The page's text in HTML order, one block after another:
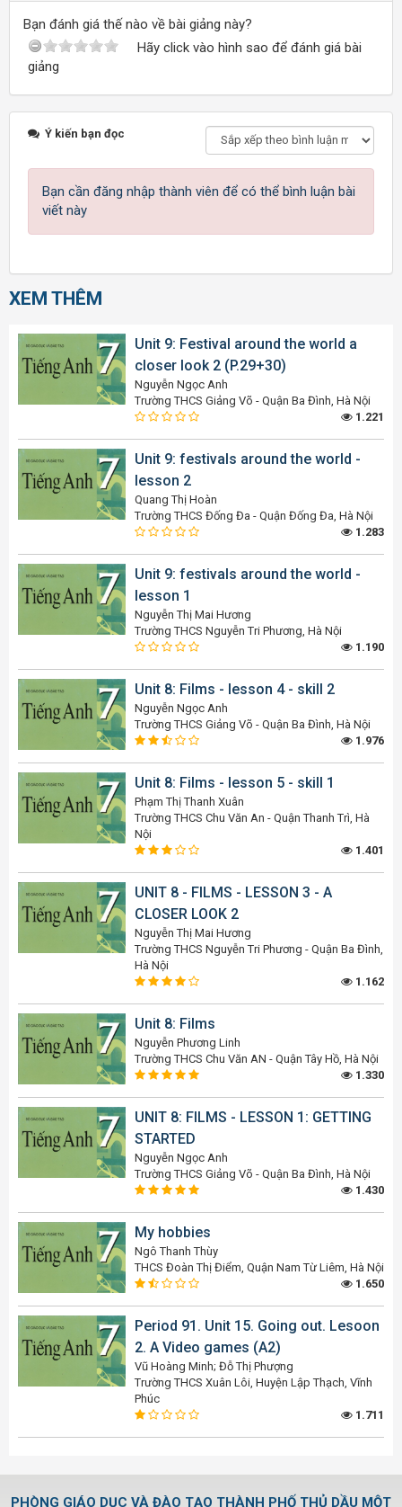
Bạn đánh giá thế nào về bài giảng này?
Hãy click vào hình sao để đánh giá bài
giảng
Ý kiến bạn đọc
Bạn cần đăng nhập thành viên để có thể bình luận bài
viết này
XEM THÊM
Unit 9: Festival around the world a
closer look 2 (P.29+30)
Nguyễn Ngọc Anh
Trường THCS Giảng Võ - Quận Ba Đình, Hà Nội
1.221
Unit 9: festivals around the world -
lesson 2
Quang Thị Hoàn
Trường THCS Đống Đa - Quận Đống Đa, Hà Nội
1.283
Unit 9: festivals around the world -
lesson 1
Nguyễn Thị Mai Hương
Trường THCS Nguyễn Tri Phương, Hà Nội
1.190
Unit 8: Films - lesson 4 - skill 2
Nguyễn Ngọc Anh
Trường THCS Giảng Võ - Quận Ba Đình, Hà Nội
1.976
Unit 8: Films - lesson 5 - skill 1
Phạm Thị Thanh Xuân
Trường THCS Chu Văn An - Quận Thanh Trì, Hà
Nội
1.401
UNIT 8 - FILMS - LESSON 3 - A
CLOSER LOOK 2
Nguyễn Thị Mai Hương
Trường THCS Nguyễn Tri Phương - Quận Ba Đình,
Hà Nội
1.162
Unit 8: Films
Nguyễn Phương Linh
Trường THCS Chu Văn AN - Quận Tây Hồ, Hà Nội
1.330
UNIT 8: FILMS - LESSON 1: GETTING
STARTED
Nguyễn Ngọc Anh
Trường THCS Giảng Võ - Quận Ba Đình, Hà Nội
1.430
My hobbies
Ngô Thanh Thùy
THCS Đoàn Thị Điểm, Quận Nam Từ Liêm, Hà Nội
1.650
Period 91. Unit 15. Going out. Lesoon
2. A Video games (A2)
Vũ Hoàng Minh; Đỗ Thị Phượng
Trường THCS Xuân Lôi, Huyện Lập Thạch, Vĩnh
Phúc
1.711
PHÒNG GIÁO DỤC VÀ ĐÀO TẠO THÀNH PHỐ THỦ DẦU MỘT